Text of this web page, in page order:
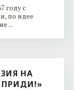
году с
по идее
...
НА